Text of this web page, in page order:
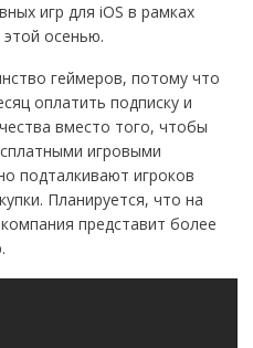
игр для iOS в рамках
осенью.
геймеров, потому что
оплатить подписку и
вместо того, чтобы
игровыми
подталкивают игроков
Планируется, что на
представит более